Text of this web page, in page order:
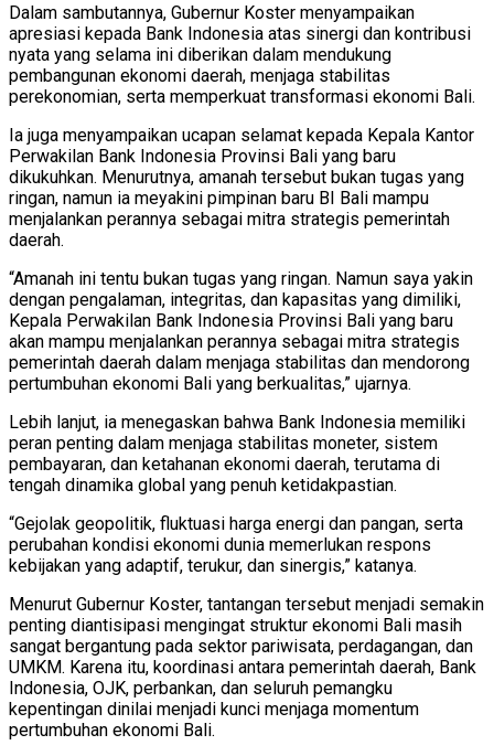
Dalam sambutannya, Gubernur Koster menyampaikan
apresiasi kepada Bank Indonesia atas sinergi dan kontribusi
nyata yang selama ini diberikan dalam mendukung
pembangunan ekonomi daerah, menjaga stabilitas
perekonomian, serta memperkuat transformasi ekonomi Bali.
Ia juga menyampaikan ucapan selamat kepada Kepala Kantor
Perwakilan Bank Indonesia Provinsi Bali yang baru
dikukuhkan. Menurutnya, amanah tersebut bukan tugas yang
ringan, namun ia meyakini pimpinan baru BI Bali mampu
menjalankan perannya sebagai mitra strategis pemerintah
daerah.
“Amanah ini tentu bukan tugas yang ringan. Namun saya yakin
dengan pengalaman, integritas, dan kapasitas yang dimiliki,
Kepala Perwakilan Bank Indonesia Provinsi Bali yang baru
akan mampu menjalankan perannya sebagai mitra strategis
pemerintah daerah dalam menjaga stabilitas dan mendorong
pertumbuhan ekonomi Bali yang berkualitas,” ujarnya.
Lebih lanjut, ia menegaskan bahwa Bank Indonesia memiliki
peran penting dalam menjaga stabilitas moneter, sistem
pembayaran, dan ketahanan ekonomi daerah, terutama di
tengah dinamika global yang penuh ketidakpastian.
“Gejolak geopolitik, fluktuasi harga energi dan pangan, serta
perubahan kondisi ekonomi dunia memerlukan respons
kebijakan yang adaptif, terukur, dan sinergis,” katanya.
Menurut Gubernur Koster, tantangan tersebut menjadi semakin
penting diantisipasi mengingat struktur ekonomi Bali masih
sangat bergantung pada sektor pariwisata, perdagangan, dan
UMKM. Karena itu, koordinasi antara pemerintah daerah, Bank
Indonesia, OJK, perbankan, dan seluruh pemangku
kepentingan dinilai menjadi kunci menjaga momentum
pertumbuhan ekonomi Bali.